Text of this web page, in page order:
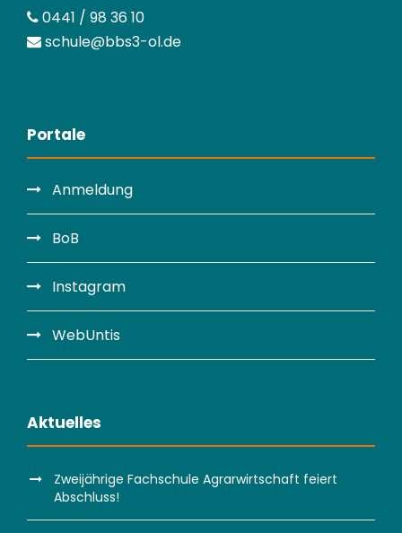
0441 / 98 36 10
schule@bbs3-ol.de
Portale
Anmeldung
BoB
Instagram
WebUntis
Aktuelles
Zweijährige Fachschule Agrarwirtschaft feiert
Abschluss!